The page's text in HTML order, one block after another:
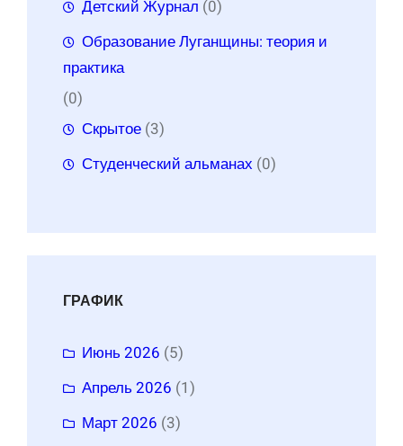
Детский Журнал (0)
Образование Луганщины: теория и
практика
(0)
Скрытое (3)
Студенческий альманах (0)
ГРАФИК
Июнь 2026 (5)
Апрель 2026 (1)
Март 2026 (3)